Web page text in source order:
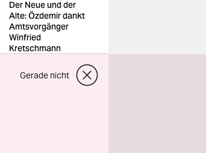
Der Neue und der
Alte: Özdemir dankt
Amtsvorgänger
Winfried
Kretschmann
Schmidt/dpa
Gerade nicht